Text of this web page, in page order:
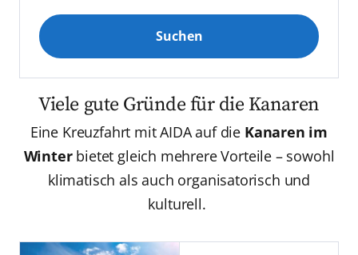
Suchen
Viele gute Gründe für die Kanaren
Eine Kreuzfahrt mit AIDA auf die Kanaren im
Winterbietet gleich mehrere Vorteile – sowohl
klimatisch als auch organisatorisch und
kulturell.